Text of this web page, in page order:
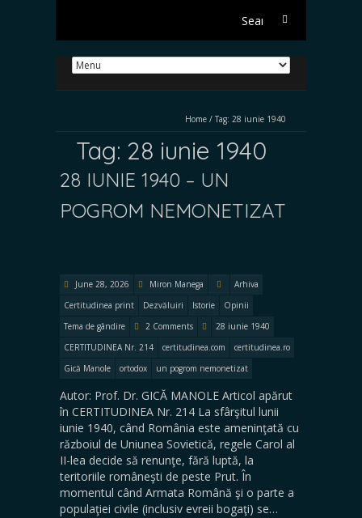
Search
Home / Tag: 28 iunie 1940
Tag: 28 iunie 1940
28 IUNIE 1940 – UN
POGROM NEMONETIZAT
June 28, 2026 Miron Manega
Arhiva
Certitudinea print
Dezvăluiri Istorie
Opinii
Tema de gândire
2 Comments
28 iunie 1940
CERTITUDINEA Nr. 214
certitudinea.com
certitudinea.ro
Gică Manole
ortodox un pogrom nemonetizat
Autor: Prof. Dr. GICĂ MANOLE Articol apărut
în CERTITUDINEA Nr. 214 La sfârşitul lunii
iunie 1940, când România este ameninţată cu
războiul de Uniunea Sovietică, regele Carol al
II-lea decide să renunţe, fără luptă, la
teritoriile româneşti de peste Prut. În
momentul când Armata Română şi o parte a
populaţiei civile (inclusiv evreii bogaţi) se…